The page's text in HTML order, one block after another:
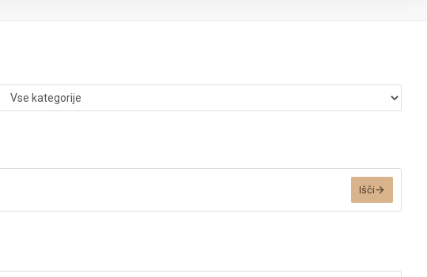
Išči